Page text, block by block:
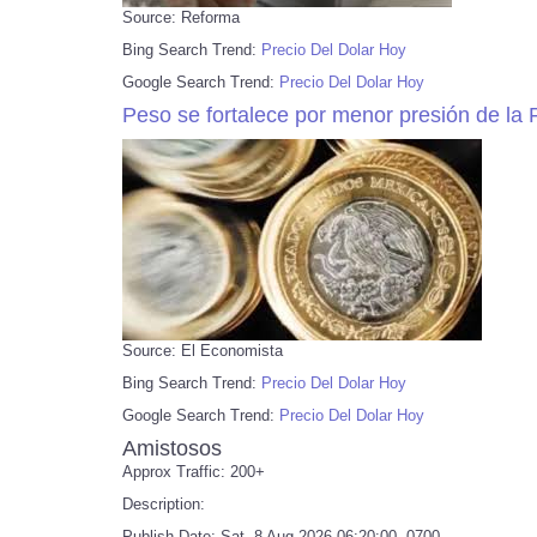
Source: Reforma
Bing Search Trend: Precio Del Dolar Hoy
Google Search Trend: Precio Del Dolar Hoy
Peso se fortalece por menor presión de la
Source: El Economista
Bing Search Trend: Precio Del Dolar Hoy
Google Search Trend: Precio Del Dolar Hoy
Amistosos
Approx Traffic: 200+
Description: